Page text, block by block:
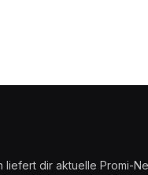
liefert dir aktuelle Promi-